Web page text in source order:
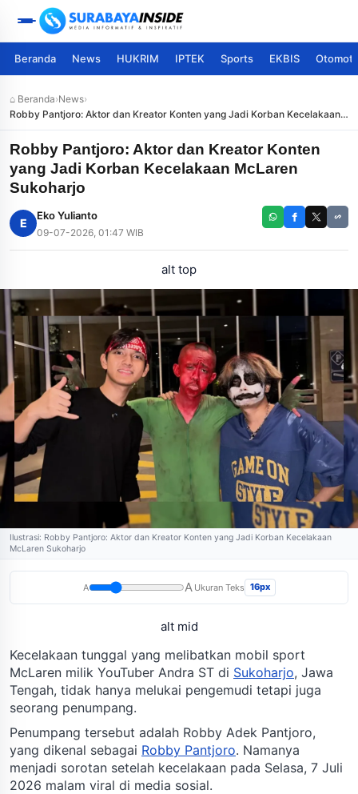
Beranda News HUKRIM IPTEK Sports EKBIS
⌂ Beranda›News›
Robby Pantjoro: Aktor dan Kreator Konten yang Jadi Korban Kecelakaan
McLaren Sukoharjo
Robby Pantjoro: Aktor dan Kreator Konten
yang Jadi Korban Kecelakaan McLaren
Sukoharjo
E
Eko Yulianto
09-07-2026, 01:47 WIB
alt top
Ilustrasi: Robby Pantjoro: Aktor dan Kreator Konten yang Jadi Korban Kecelakaan
McLaren Sukoharjo
A A Ukuran Teks 16px
alt mid
Kecelakaan tunggal yang melibatkan mobil sport
McLaren milik YouTuber Andra ST di Sukoharjo, Jawa
Tengah, tidak hanya melukai pengemudi tetapi juga
seorang penumpang.
Penumpang tersebut adalah Robby Adek Pantjoro,
yang dikenal sebagai Robby Pantjoro. Namanya
menjadi sorotan setelah kecelakaan pada Selasa, 7 Juli
2026 malam viral di media sosial.